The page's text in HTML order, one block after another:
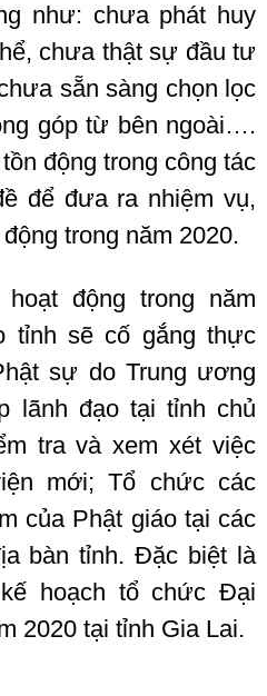
như: chưa phát huy
chưa thật sự đầu tư
sẵn sàng chọn lọc
góp từ bên ngoài….
động trong công tác
để đưa ra nhiệm vụ,
trong năm 2020.
động trong năm
tỉnh sẽ cố gắng thực
sự do Trung ương
lãnh đạo tại tỉnh chủ
tra và xem xét việc
mới; Tổ chức các
của Phật giáo tại các
bàn tỉnh. Đặc biệt là
hoạch tổ chức Đại
2020 tại tỉnh Gia Lai.